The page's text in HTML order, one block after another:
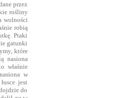
przez
rośliny
wolności
robią
Ptaki
gatunki
które
nasiona
właśnie
w
jest
do